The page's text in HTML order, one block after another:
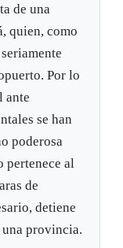
de una
quien, como
Por lo
ante
se han
poderosa
pertenece al
de
detiene
provincia.